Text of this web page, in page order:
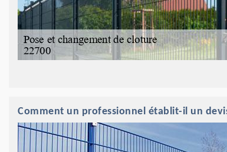
Comment un professionnel établit-il un